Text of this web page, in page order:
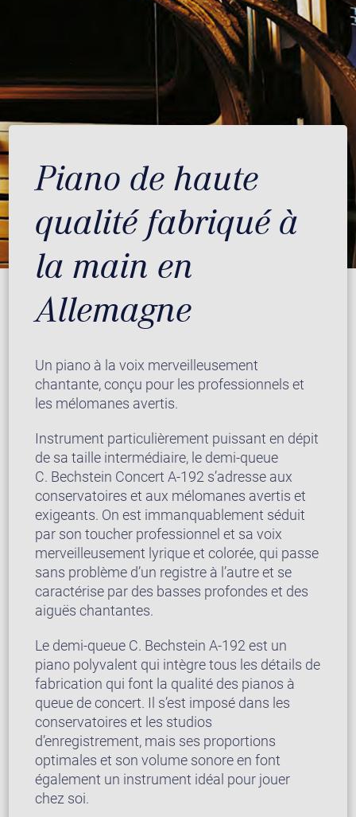
Piano de haute
qualité fabriqué à
la main en
Allemagne
Un piano à la voix merveilleusement
chantante, conçu pour les professionnels et
les mélomanes avertis.
Instrument particulièrement puissant en dépit
de sa taille intermédiaire, le demi-queue
C. Bechstein Concert A-192 s’adresse aux
conservatoires et aux mélomanes avertis et
exigeants. On est immanquablement séduit
par son toucher professionnel et sa voix
merveilleusement lyrique et colorée, qui passe
sans problème d’un registre à l’autre et se
caractérise par des basses profondes et des
aiguës chantantes.
Le demi-queue C. Bechstein A-192 est un
piano polyvalent qui intègre tous les détails de
fabrication qui font la qualité des pianos à
queue de concert. Il s’est imposé dans les
conservatoires et les studios
d’enregistrement, mais ses proportions
optimales et son volume sonore en font
également un instrument idéal pour jouer
chez soi.